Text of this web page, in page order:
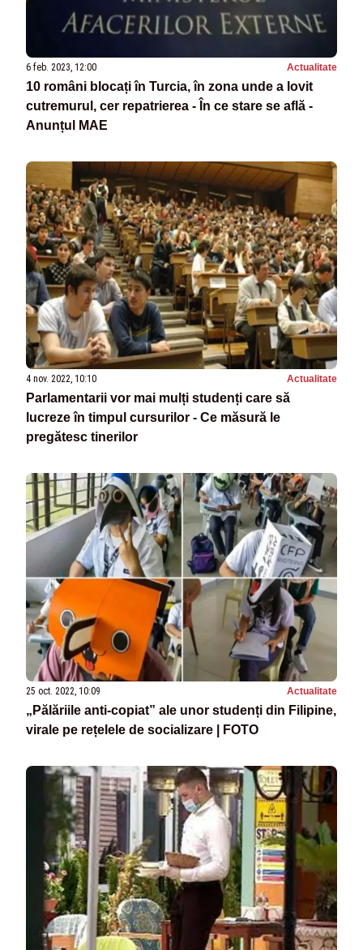
6 feb. 2023, 12:00 Actualitate
10 români blocați în Turcia, în zona unde a lovit
cutremurul, cer repatrierea - În ce stare se află -
Anunțul MAE
4 nov. 2022, 10:10 Actualitate
Parlamentarii vor mai mulți studenți care să
lucreze în timpul cursurilor - Ce măsură le
pregătesc tinerilor
25 oct. 2022, 10:09 Actualitate
„Pălăriile anti-copiat” ale unor studenți din Filipine,
virale pe rețelele de socializare | FOTO